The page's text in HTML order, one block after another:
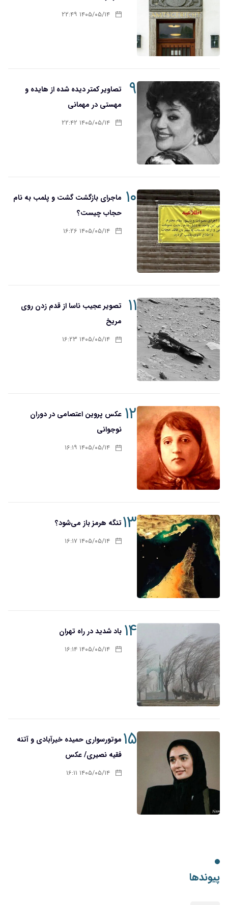
۱۴۰۵/۰۵/۱۴ ۲۲:۴۹
۹
تصاویر کمتر دیده شده از هایده و
مهستی در مهمانی
۱۴۰۵/۰۵/۱۴ ۲۲:۴۲
۱۰ ماجرای بازگشت گشت و پلمب به نام
حجاب چیست؟
۱۴۰۵/۰۵/۱۴ ۱۶:۲۶
۱۱
تصویر عجیب ناسا از قدم زدن روی
مریخ
۱۴۰۵/۰۵/۱۴ ۱۶:۲۳
۱۲ عکس پروین اعتصامی در دوران
نوجوانی
۱۴۰۵/۰۵/۱۴ ۱۶:۱۹
۱۳تنگه هرمز باز می‌شود؟
۱۴۰۵/۰۵/۱۴ ۱۶:۱۷
۱۴ باد شدید در راه تهران
۱۴۰۵/۰۵/۱۴ ۱۶:۱۴
۱۵ موتورسواری حمیده خیرآبادی و آتنه
فقیه نصیری/ عکس
۱۴۰۵/۰۵/۱۴ ۱۶:۱۱
پیوندها